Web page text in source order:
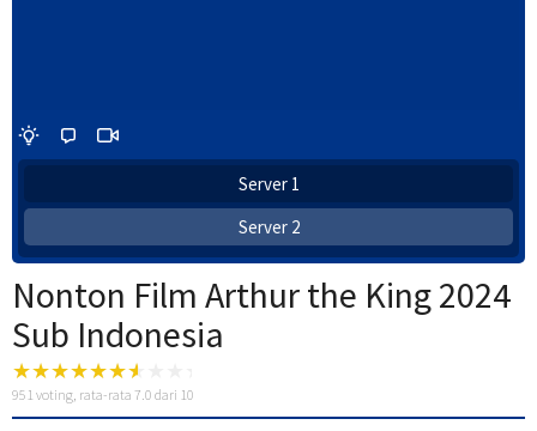
Server 1
Server 2
Nonton Film Arthur the King 2024
Sub Indonesia
951 voting, rata-rata 7.0 dari 10